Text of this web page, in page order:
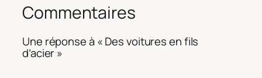
Commentaires
Une réponse à « Des voitures en fils
d’acier »